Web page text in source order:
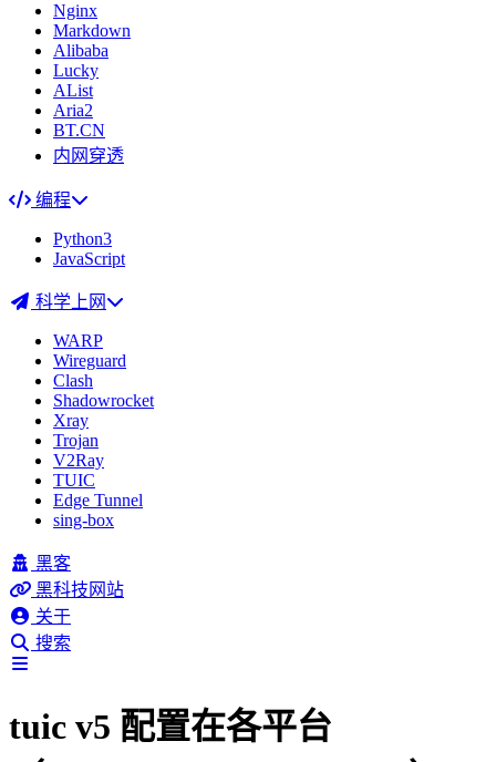
Nginx
Markdown
Alibaba
Lucky
AList
Aria2
BT.CN
内网穿透
编程
Python3
JavaScript
科学上网
WARP
Wireguard
Clash
Shadowrocket
Xray
Trojan
V2Ray
TUIC
Edge Tunnel
sing-box
黑客
黑科技网站
关于
搜索
tuic v5 配置在各平台